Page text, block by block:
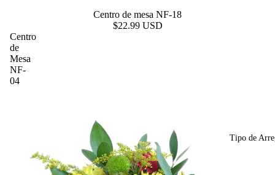
Tipo de
Centro de mesa NF-18
$22.99 USD
Centro
de
Mesa
NF-
04